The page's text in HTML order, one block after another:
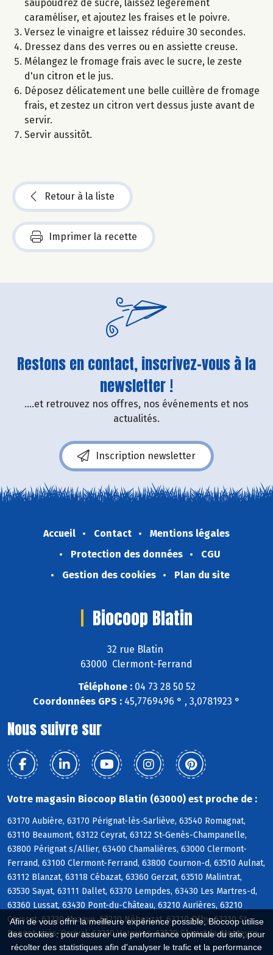
Afin de vous offrir la meilleure expérience possible, Biocoop utilise
des cookies : pour assurer une performance optimale du site, pour
récolter des statistiques afin d'analyser le trafic et la performance
saupoudrez de sucre, laissez légèrement
caraméliser, et ajoutez les fraises et le poivre.
Versez le vinaigre et laissez réduire 30 secondes.
Dressez dans des verres ou en assiette creuse.
Mélangez le fromage frais avec le sucre, le zeste
d'un citron et le jus.
Déposez délicatement une belle cuillère de fromage
frais, et zestez un citron vert dessus juste avant de
servir.
Servir aussitôt.
Retour à la liste
Imprimer la recette
Restons en contact, inscrivez-vous à la
newsletter !
....et retrouvez nos offres, nos événements et nos
actualités.
Inscription newsletter
Accueil Contact
Mentions légales
Protection des données
CGU
Gestion des cookies
Plan du site
Biocoop Blatin
32 rue Blatin
63000 Clermont-Ferrand
Téléphone :04 73 28 50 52
Coordonnées GPS : 45,7769496 ° , 3,0781923 °
Nous suivre sur
Votre magasin Biocoop Blatin (63000) est proche de :
63170 Aubière, 63170 Pérignat-lès-Sarliève, 63540 Romagnat,
63110 Beaumont, 63122 Ceyrat, 63122 St-Genès-Champanelle,
63800 Pérignat s/Allier, 63400 Chamalières, 63000 Clermont-
Ferrand, 63100 Clermont-Ferrand, 63800 Cournon-d, 63510 Aulnat,
63112 Blanzat, 63118 Cébazat, 63360 Gerzat, 63510 Malintrat,
63530 Sayat, 63111 Dallet, 63370 Lempdes, 63430 Les Martres-d,
63360 Lussat, 63430 Pont-du-Château, 63210 Aurières, 63210
Ceyssat, 63230 Mazaye, 63210 Nébouzat, 63210 Olby, 63210 St-
Bonnet-près-Orcival, 63210 Vernines, 63530 Chanat-la-Mouteyre